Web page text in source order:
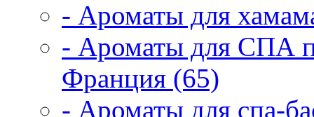
- Ароматы для
- Ароматы для СПА
Франция (65)
- Ароматы для спа-